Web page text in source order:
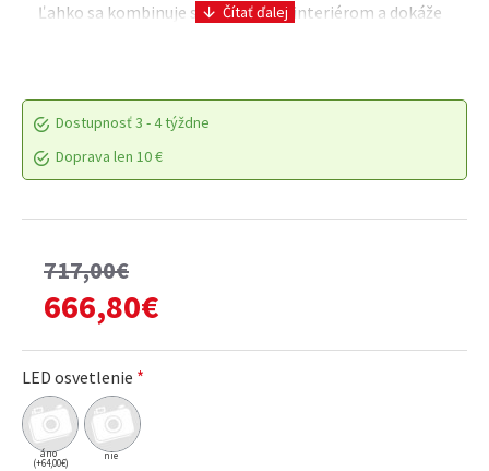
Ľahko sa kombinuje s akýmkoľvek interiérom a dokáže
Dostupnosť3 - 4 týždne
Doprava len 10 €
717,00€
666,80€
LED osvetlenie
áno
(+64,00€)
nie